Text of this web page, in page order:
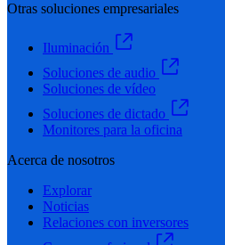
Otras soluciones empresariales
Iluminación
Soluciones de audio
Soluciones de vídeo
Soluciones de dictado
Monitores para la oficina
Acerca de nosotros
Explorar
Noticias
Relaciones con inversores